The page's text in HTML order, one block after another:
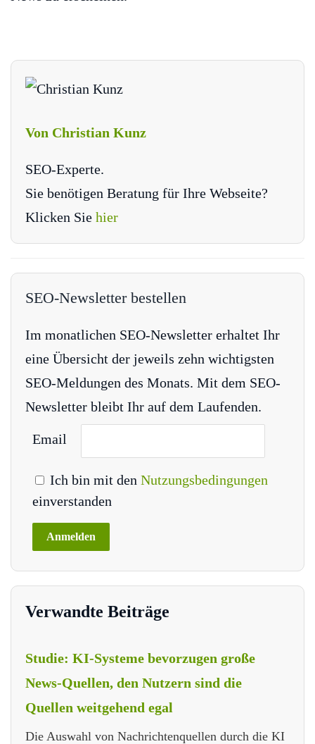
Von Christian Kunz
SEO-Experte.
Sie benötigen Beratung für Ihre Webseite?
Klicken Sie hier
SEO-Newsletter bestellen
Im monatlichen SEO-Newsletter erhaltet Ihr
eine Übersicht der jeweils zehn wichtigsten
SEO-Meldungen des Monats. Mit dem SEO-
Newsletter bleibt Ihr auf dem Laufenden.
Email
Ich bin mit den Nutzungsbedingungen
einverstanden
Verwandte Beiträge
Studie: KI-Systeme bevorzugen große
News-Quellen, den Nutzern sind die
Quellen weitgehend egal
Die Auswahl von Nachrichtenquellen durch die KI